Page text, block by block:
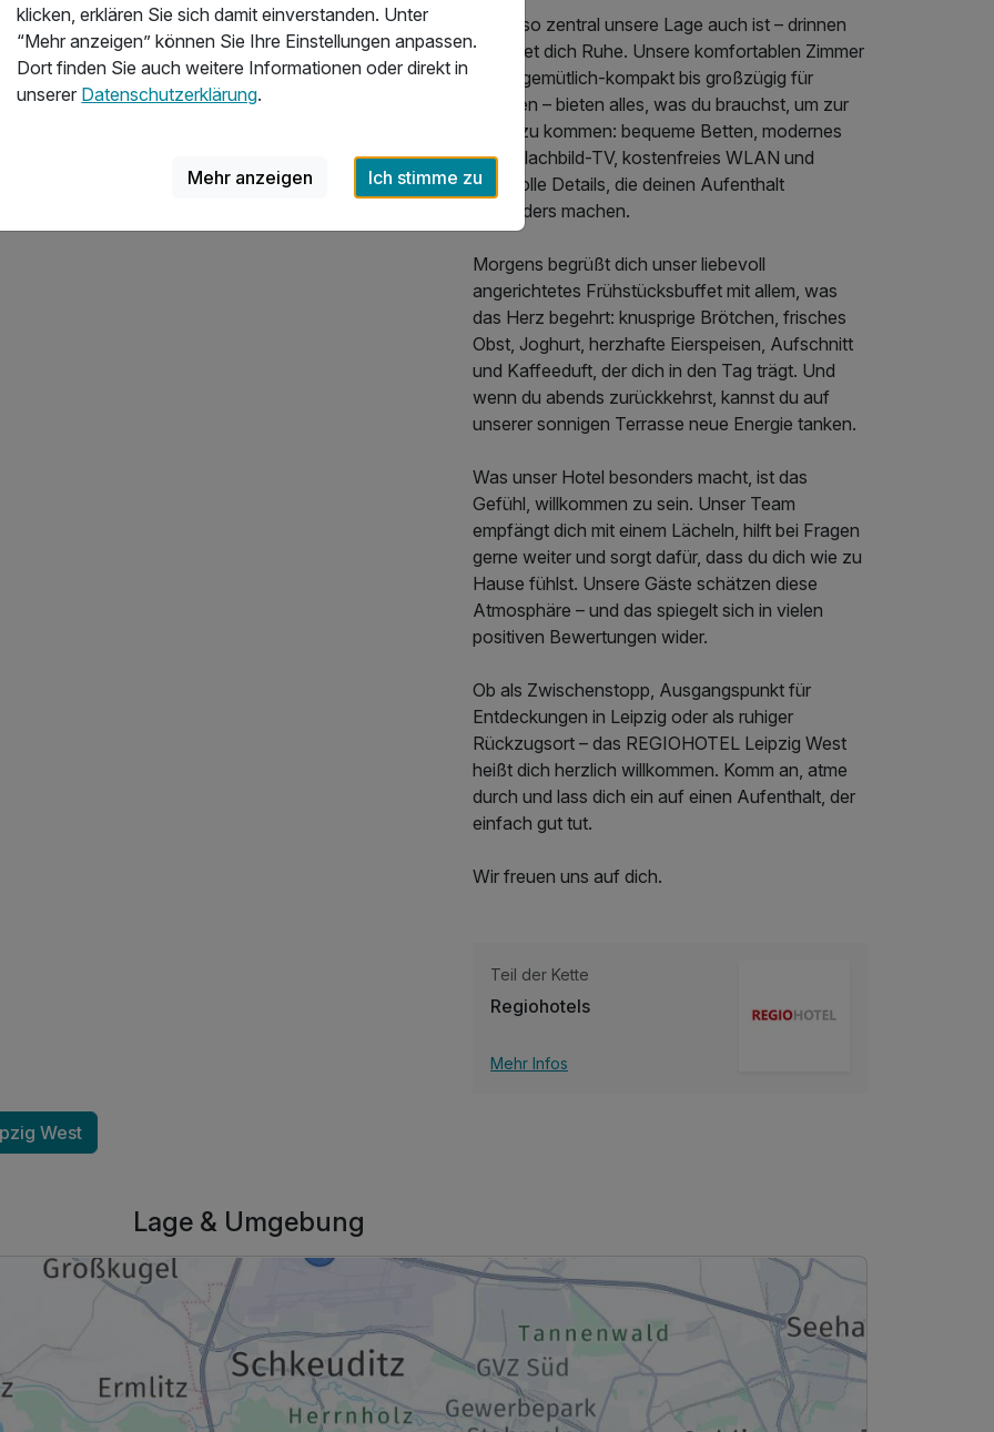
Doch so zentral unsere Lage auch ist – drinnen
erwartet dich Ruhe. Unsere komfortablen Zimmer
– von gemütlich-kompakt bis großzügig für
Familien – bieten alles, was du brauchst, um zur
Ruhe zu kommen: bequeme Betten, modernes
Bad, Flachbild-TV, kostenfreies WLAN und
liebevolle Details, die deinen Aufenthalt
besonders machen.
Morgens begrüßt dich unser liebevoll
angerichtetes Frühstücksbuffet mit allem, was
das Herz begehrt: knusprige Brötchen, frisches
Obst, Joghurt, herzhafte Eierspeisen, Aufschnitt
und Kaffeeduft, der dich in den Tag trägt. Und
wenn du abends zurückkehrst, kannst du auf
unserer sonnigen Terrasse neue Energie tanken.
Was unser Hotel besonders macht, ist das
Gefühl, willkommen zu sein. Unser Team
empfängt dich mit einem Lächeln, hilft bei Fragen
gerne weiter und sorgt dafür, dass du dich wie zu
Hause fühlst. Unsere Gäste schätzen diese
Atmosphäre – und das spiegelt sich in vielen
positiven Bewertungen wider.
Ob als Zwischenstopp, Ausgangspunkt für
Entdeckungen in Leipzig oder als ruhiger
Rückzugsort – das REGIOHOTEL Leipzig West
heißt dich herzlich willkommen. Komm an, atme
durch und lass dich ein auf einen Aufenthalt, der
einfach gut tut.
Wir freuen uns auf dich.
Teil der Kette
Regiohotels
Mehr Infos
West
Lage & Umgebung
klicken, erklären Sie sich damit einverstanden. Unter
“Mehr anzeigen” können Sie Ihre Einstellungen anpassen.
Dort finden Sie auch weitere Informationen oder direkt in
unserer Datenschutzerklärung.
Mehr anzeigen Ich stimme zu